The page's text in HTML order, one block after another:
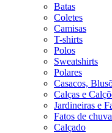
Batas
Coletes
Camisas
T-shirts
Polos
Sweatshirts
Polares
Casacos,
Calças e
Jardineiras e
Fatos de chuva
Calçado